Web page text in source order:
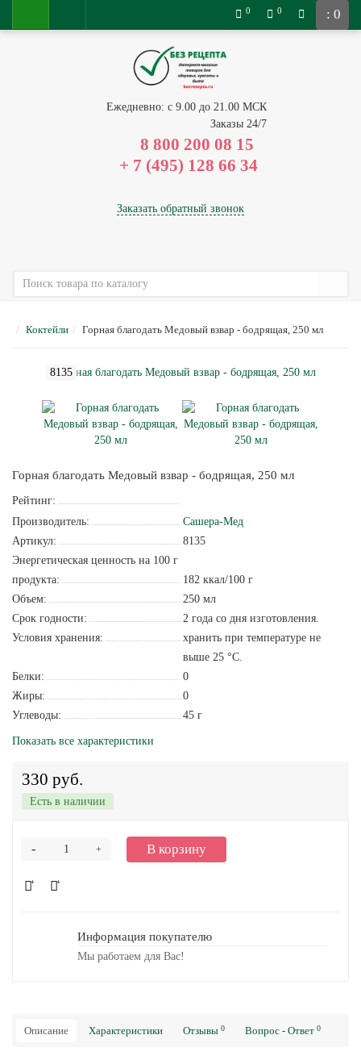
: 0
0 0
Ежедневно: с 9.00 до 21.00 МСК
Заказы 24/7
8 800 200 08 15
Заказать обратный звонок
Коктейли Горная благодать Медовый взвар - бодрящая, 250 мл
8135
Горная благодать Медовый взвар - бодрящая, 250 мл
Рейтинг:
Производитель:
Сашера-Мед
Артикул:
8135
Энергетическая ценность на 100 г
продукта:
182 ккал/100 г
Объем:
250 мл
Срок годности:
2 года со дня изготовления.
Условия хранения:
хранить при температуре не
выше 25 °С.
Белки:
0
Жиры:
0
Углеводы:
45 г
Показать все характеристики
330 руб.
Есть в наличии
+
- В корзину
Информация покупателю
Мы работаем для Вас!
Описание Характеристики Отзывы 0 Вопрос - Ответ 0